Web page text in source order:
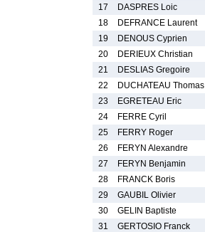
17
DASPRES Loic
18
DEFRANCE Laurent
19
DENOUS Cyprien
20
DERIEUX Christian
21
DESLIAS Gregoire
22
DUCHATEAU Thomas
23
EGRETEAU Eric
24
FERRE Cyril
25
FERRY Roger
26
FERYN Alexandre
27
FERYN Benjamin
28
FRANCK Boris
29
GAUBIL Olivier
30
GELIN Baptiste
31
GERTOSIO Franck